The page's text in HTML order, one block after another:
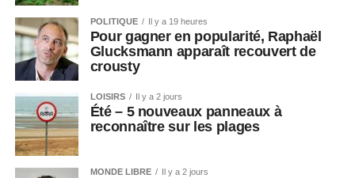
POLITIQUE Il y a 19 heures
Pour gagner en popularité, Raphaël
Glucksmann apparaît recouvert de
crousty
LOISIRS Il y a 2 jours
Été – 5 nouveaux panneaux à
reconnaître sur les plages
MONDE LIBRE Il y a 2 jours